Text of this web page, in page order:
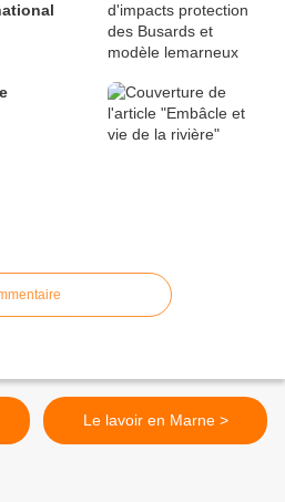
Le lavoir en Marne >